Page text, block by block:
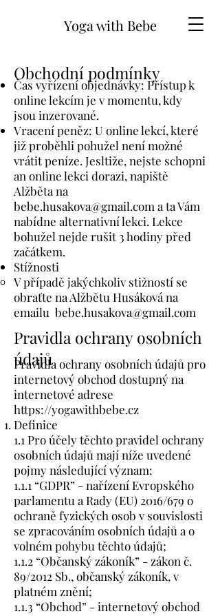
Yoga with Bebe
Obchodní podmínky
Čas vyřízení objednávky: Přístup k
online lekcím je v momentu, kdy
jsou inzerované.
Vracení peněz: U online lekcí, které
již proběhli pohužel není možné
vrátit peníze. Jesltiže, nejste schopni
an online lekci dorazi, napiště
Alžběta na
bebe.husakova@gmail.com a ta Vám
nabídne alternativní lekci. Lekce
bohužel nejde rušit 3 hodiny před
začátkem.
Stížnosti
V případě jakýchkoliv stižností se
obraťte na Alžbětu Husáková na
emailu bebe.husakova@gmail.com
Pravidla ochrany osobních
údajů
Pravidla ochrany osobních údajů pro
internetový obchod dostupný na
internetové adrese
https://yogawithbebe.cz
Definice
1.1 Pro účely těchto pravidel ochrany
osobních údajů mají níže uvedené
pojmy následující význam:
1.1.1 “GDPR” - nařízení Evropského
parlamentu a Rady (EU) 2016/679 o
ochraně fyzických osob v souvislosti
se zpracováním osobních údajů a o
volném pohybu těchto údajů;
1.1.2 “Občanský zákoník” - zákon č.
89/2012 Sb., občanský zákoník, v
platném znění;
1.1.3 “Obchod” - internetový obchod